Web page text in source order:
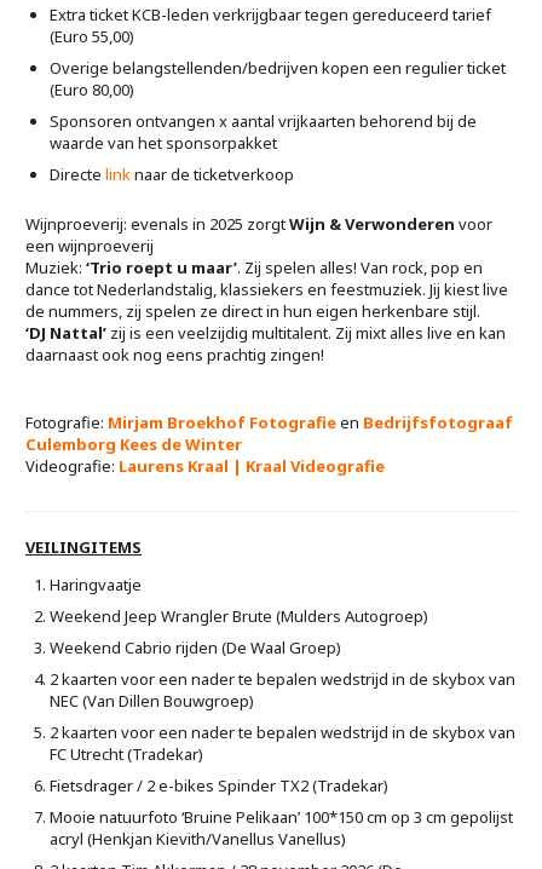
Extra ticket KCB-leden verkrijgbaar tegen gereduceerd tarief
(Euro 55,00)
Overige belangstellenden/bedrijven kopen een regulier ticket
(Euro 80,00)
Sponsoren ontvangen x aantal vrijkaarten behorend bij de
waarde van het sponsorpakket
Directe linknaar de ticketverkoop
Wijnproeverij: evenals in 2025 zorgtWijn & Verwonderen voor
een wijnproeverij
Muziek: ‘Trio roept u maar’. Zij spelen alles! Van rock, pop en
dance tot Nederlandstalig, klassiekers en feestmuziek. Jij kiest live
de nummers, zij spelen ze direct in hun eigen herkenbare stijl.
‘DJ Nattal’ zij is een veelzijdig multitalent. Zij mixt alles live en kan
daarnaast ook nog eens prachtig zingen!
Fotografie: Mirjam Broekhof Fotografieen Bedrijfsfotograaf
Culemborg Kees de Winter
Videografie: Laurens Kraal | Kraal Videografie
VEILINGITEMS
Haringvaatje
Weekend Jeep Wrangler Brute (Mulders Autogroep)
Weekend Cabrio rijden (De Waal Groep)
2 kaarten voor een nader te bepalen wedstrijd in de skybox van
NEC (Van Dillen Bouwgroep)
2 kaarten voor een nader te bepalen wedstrijd in de skybox van
FC Utrecht (Tradekar)
Fietsdrager / 2 e-bikes Spinder TX2 (Tradekar)
Mooie natuurfoto ‘Bruine Pelikaan’ 100*150 cm op 3 cm gepolijst
acryl (Henkjan Kievith/Vanellus Vanellus)